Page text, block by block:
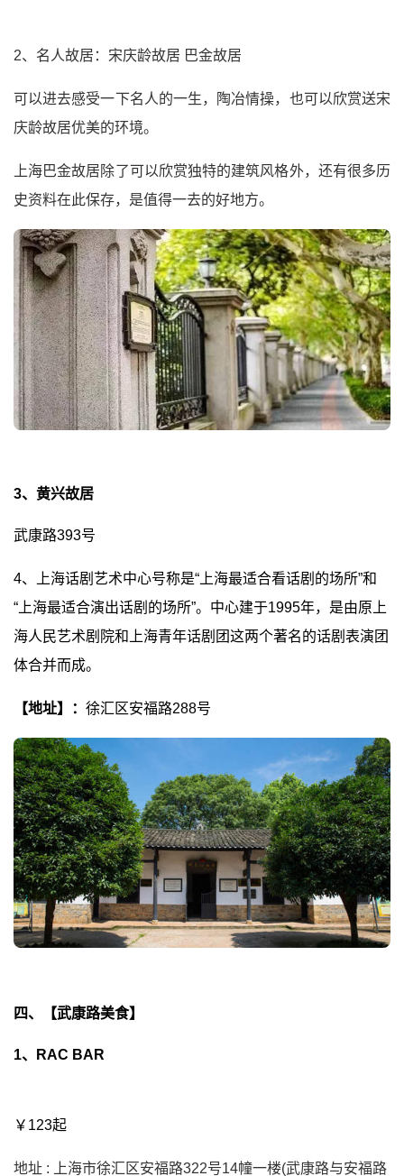
2、名人故居：宋庆龄故居 巴金故居
可以进去感受一下名人的一生，陶冶情操，也可以欣赏送宋
庆龄故居优美的环境。
上海巴金故居除了可以欣赏独特的建筑风格外，还有很多历
史资料在此保存，是值得一去的好地方。
3、黄兴故居
武康路393号
4、
上海话剧艺术中心号称是“上海最适合看话剧的场所”和
“上海最适合演出话剧的场所”。中心建于1995年，是由原上
海人民艺术剧院和上海青年话剧团这两个著名的话剧表演团
体合并而成。
【地址】： 徐汇区安福路288号
四、【武康路美食】
1、RAC BAR
￥123起
地址 : 上海市徐汇区安福路322号14幢一楼(武康路与安福路